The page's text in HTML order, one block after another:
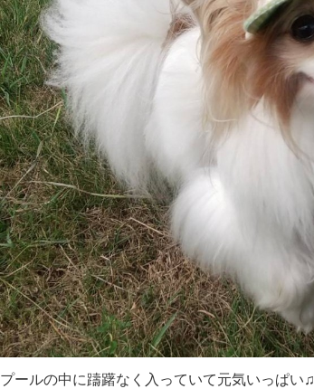
プールの中に躊躇なく入っていて元気いっぱい♫